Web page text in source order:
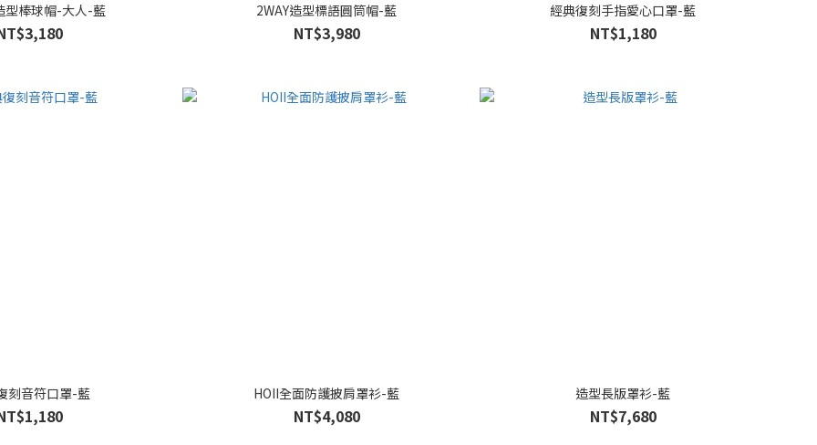
型棒球帽-大人-藍 2WAY造型標語圓筒帽-藍
NT$3,980
經典復刻手指愛心口罩-藍
NT$1,180
刻音符口罩-藍 HOII全面防護披肩罩衫-藍
NT$4,080
造型長版罩衫-藍
NT$7,680